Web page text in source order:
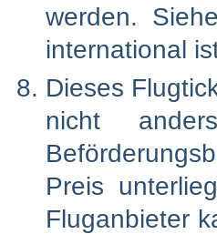
werden.
international
Dieses
nicht
Preis
Fluganbieter